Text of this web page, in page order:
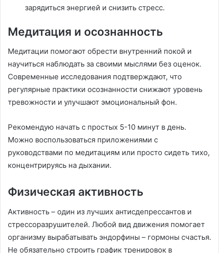
зарядиться энергией и снизить стресс.
Медитация и осознанность
Медитации помогают обрести внутренний покой и
научиться наблюдать за своими мыслями без оценок.
Современные исследования подтверждают, что
регулярные практики осознанности снижают уровень
тревожности и улучшают эмоциональный фон.
Рекомендую начать с простых 5-10 минут в день.
Можно воспользоваться приложениями с
руководствами по медитациям или просто сидеть тихо,
концентрируясь на дыхании.
Физическая активность
Активность – один из лучших антисдепрессантов и
стрессоразрушителей. Любой вид движения помогает
организму вырабатывать эндорфины – гормоны счастья.
Не обязательно строить график тренировок в